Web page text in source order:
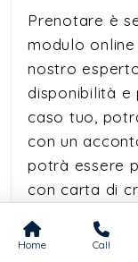
Prenotare è
modulo
nostro
disponibilità e
caso tuo,
con un
potrà essere
con carta di
Per periodi
Capodanno e
Home Call